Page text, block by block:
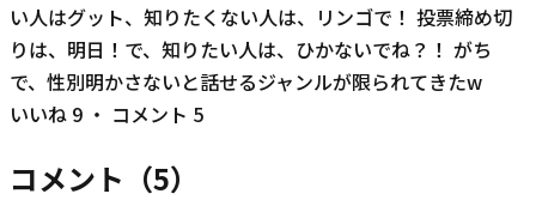
い人はグット、知りたくない人は、リンゴで！ 投票締め切
りは、明日！で、知りたい人は、ひかないでね？！ がち
で、性別明かさないと話せるジャンルが限られてきたw
いいね 9 ・ コメント 5
コメント（5）